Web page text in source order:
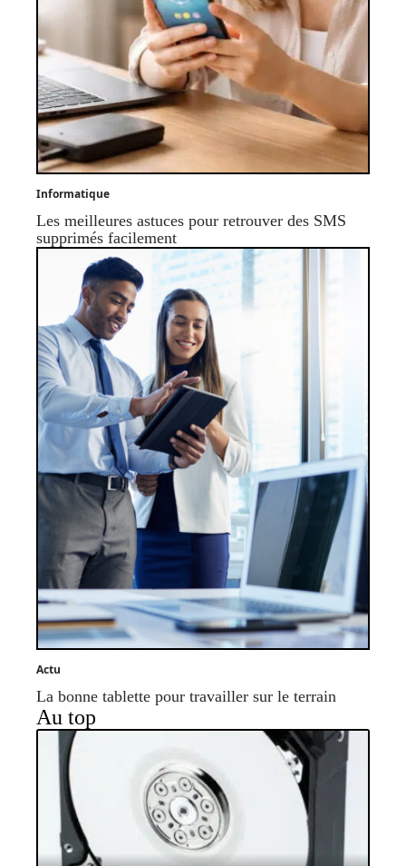
Informatique
Les meilleures astuces pour retrouver des SMS
supprimés facilement
Actu
La bonne tablette pour travailler sur le terrain
Au top